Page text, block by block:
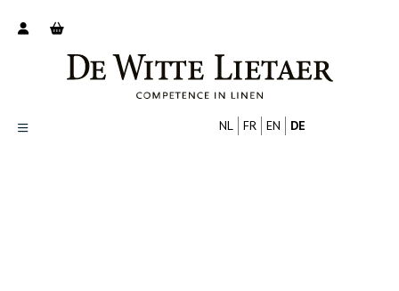
NL FR EN DE